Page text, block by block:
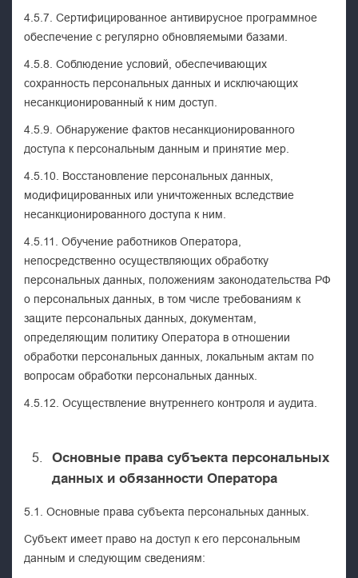
4.5.7. Сертифицированное антивирусное программное
обеспечение с регулярно обновляемыми базами.
4.5.8. Соблюдение условий, обеспечивающих
сохранность персональных данных и исключающих
несанкционированный к ним доступ.
4.5.9. Обнаружение фактов несанкционированного
доступа к персональным данным и принятие мер.
4.5.10. Восстановление персональных данных,
модифицированных или уничтоженных вследствие
несанкционированного доступа к ним.
4.5.11. Обучение работников Оператора,
непосредственно осуществляющих обработку
персональных данных, положениям законодательства РФ
о персональных данных, в том числе требованиям к
защите персональных данных, документам,
определяющим политику Оператора в отношении
обработки персональных данных, локальным актам по
вопросам обработки персональных данных.
4.5.12. Осуществление внутреннего контроля и аудита.
Основные права субъекта персональных
данных и обязанности Оператора
5.1. Основные права субъекта персональных данных.
Субъект имеет право на доступ к его персональным
данным и следующим сведениям: